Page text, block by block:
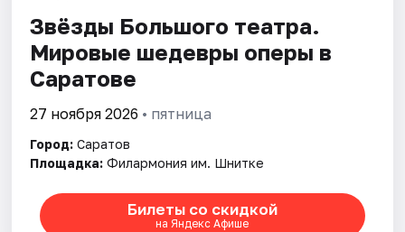
Артисты
Рейтинги
Звёзды Большого театра.
Мировые шедевры оперы в
Саратове
27 ноября 2026 • пятница
Город: Саратов
Площадка: Филармония им. Шнитке
Билеты со скидкой
на Яндекс Афише